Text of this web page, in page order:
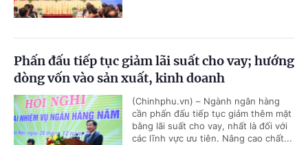
Phấn đấu tiếp tục giảm lãi suất cho vay; hướng
dòng vốn vào sản xuất, kinh doanh
(Chinhphu.vn) – Ngành ngân hàng
cần phấn đấu tiếp tục giảm thêm mặt
bằng lãi suất cho vay, nhất là đối với
các lĩnh vực ưu tiên. Nâng cao chất...